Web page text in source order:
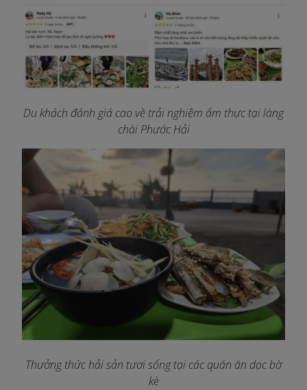
Du khách đánh giá cao về trải nghiệm ẩm thực tại làng
chài Phước Hải
Thưởng thức hải sản tươi sống tại các quán ăn dọc bờ
kè